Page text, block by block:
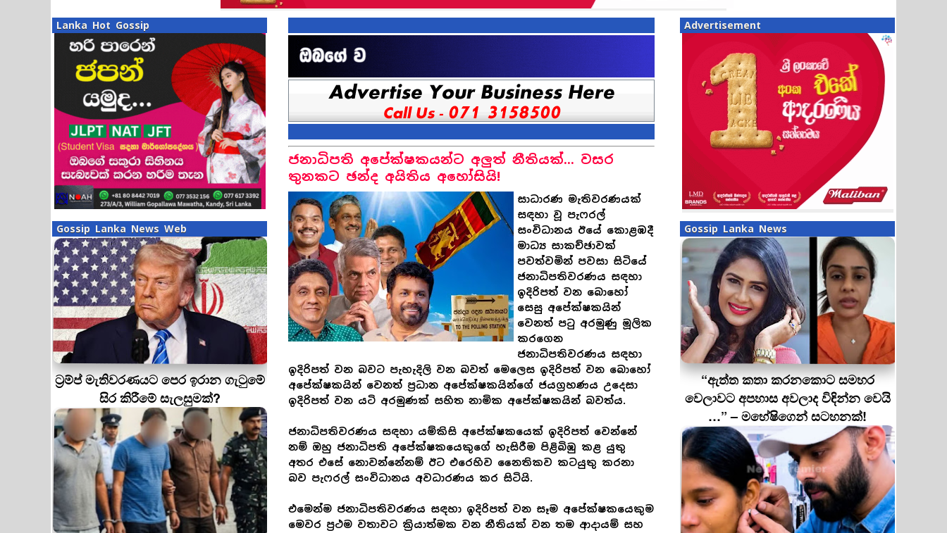
Lanka Hot Gossip
Gossip Lanka News Web
ට්‍රම්ප් මැතිවරණයට පෙර ඉරාන ගැටුමේ
සිර කිරීමේ සැලසුමක්?
ජනාධිපති අපේක්ෂකයන්ට අලුත් නීතියක්... වසර
තුනකට ඡන්ද අයිතිය අහෝසියි!
සාධාරණ මැතිවරණයක්
සඳහා වූ පැෆරල්
සංවිධානය ඊයේ කොළඹදී
මාධ්‍ය සාකච්ඡාවක්
පවත්වමින් පවසා සිටියේ
ජනාධිපතිවරණය සඳහා
ඉදිරිපත් වන බොහෝ
සෙසු අපේක්ෂකයින්
වෙනත් පටු අරමුණු මූලික
කරගෙන
ජනාධිපතිවරණය සඳහා
ඉදිරිපත් වන බවට පැහැදිලි වන බවත් මෙලෙස ඉදිරිපත් වන බොහෝ
අපේක්ෂකයින් වෙනත් ප්‍රධාන අපේක්ෂකයින්ගේ ජයග්‍රහණය උදෙසා
ඉදිරිපත් වන යටි අරමුණක් සහිත නාමික අපේක්ෂකයින් බවත්ය.
ජනාධිපතිවරණය සඳහා යම්කිසි අපේක්ෂකයෙක් ඉදිරිපත් වෙන්නේ
නම් ඔහු ජනාධිපති අපේක්ෂකයෙකුගේ හැසිරීම පිළිබිඹු කළ යුතු
අතර එසේ නොවන්නේනම් ඊට එරෙහිව නෛතිකව කටයුතු කරනා
බව පැෆරල් සංවිධානය අවධාරණය කර සිටි‍යි.
එමෙන්ම ජනාධිපතිවරණය සඳහා ඉදිරිපත් වන සෑම අපේක්ෂකයෙකුම
‍මෙවර ප්‍රථම වතාවට ක්‍රියාත්මක වන නීතියක් වන තම ආදායම් සහ
Advertisement
Gossip Lanka News
“ඇත්ත කතා කරනකොට සමහර
වෙලාවට අපහාස අවලාද විඳින්න වෙයි
…” – මහේෂිගෙන් සටහනක්!